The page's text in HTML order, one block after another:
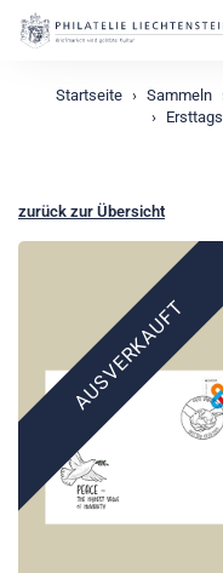
Startseite Sammeln
zurück zur Übersicht
AUSVERKAUFT